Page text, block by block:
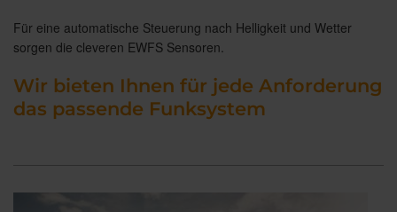
Für eine automatische Steuerung nach Helligkeit und Wetter
sorgen die cleveren EWFS Sensoren.
Wir bieten Ihnen für jede Anforderung
das passende Funksystem